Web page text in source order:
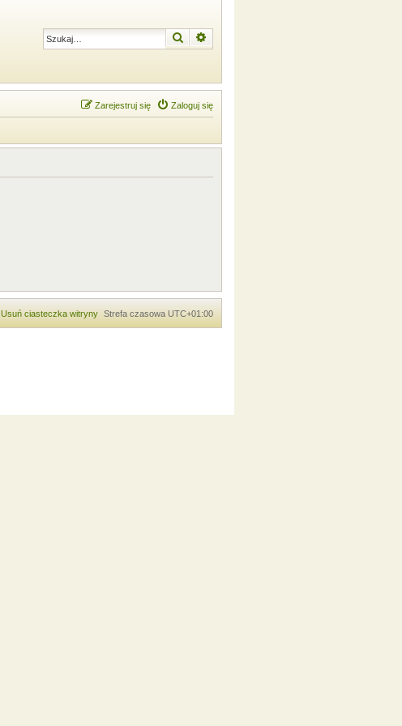
Szukaj
Zaloguj się
Zarejestruj się
Strefa czasowa UTC+01:00
Usuń ciasteczka witryny